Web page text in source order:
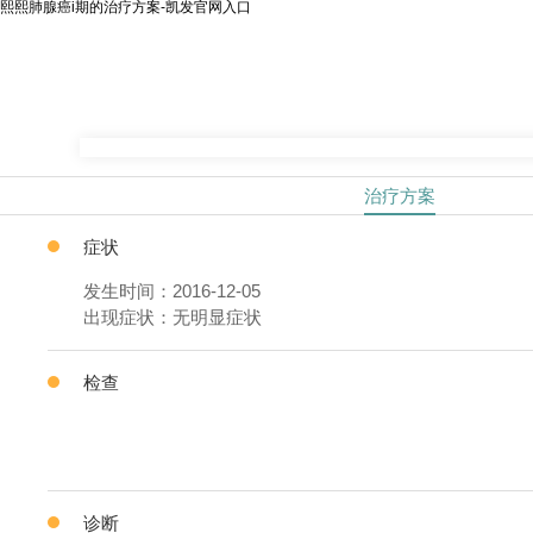
熙熙肺腺癌i期的治疗方案-凯发官网入口
治疗方案
症状
发生时间：2016-12-05
出现症状：无明显症状
检查
诊断